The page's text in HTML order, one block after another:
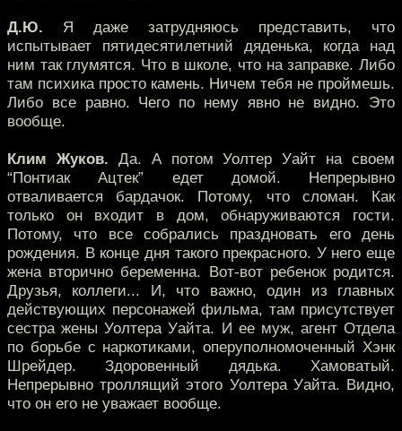
Д.Ю. Я даже затрудняюсь представить, что
испытывает пятидесятилетний дяденька, когда над
ним так глумятся. Что в школе, что на заправке. Либо
там психика просто камень. Ничем тебя не проймешь.
Либо все равно. Чего по нему явно не видно. Это
вообще.
Клим Жуков. Да. А потом Уолтер Уайт на своем
“Понтиак Ацтек” едет домой. Непрерывно
отваливается бардачок. Потому, что сломан. Как
только он входит в дом, обнаруживаются гости.
Потому, что все собрались праздновать его день
рождения. В конце дня такого прекрасного. У него еще
жена вторично беременна. Вот-вот ребенок родится.
Друзья, коллеги... И, что важно, один из главных
действующих персонажей фильма, там присутствует
сестра жены Уолтера Уайта. И ее муж, агент Отдела
по борьбе с наркотиками, оперуполномоченный Хэнк
Шрейдер. Здоровенный дядька. Хамоватый.
Непрерывно троллящий этого Уолтера Уайта. Видно,
что он его не уважает вообще.